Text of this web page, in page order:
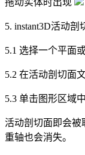
5. instant3D活动剖
5.1 选择一个平面
5.2 在活动剖切面
5.3 单击图形区域
活动剖切面即会被
重轴也会消失。